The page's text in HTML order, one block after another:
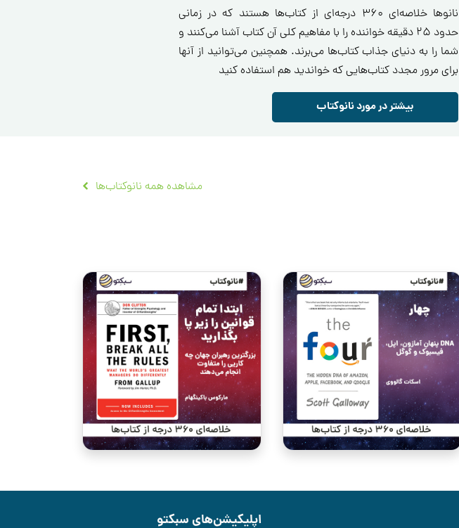
نانو‌ها خلاصه‌ای ۳۶۰ درجه‌ای از کتاب‌ها هستند که در زمانی
حدود ۲۵ دقیقه خواننده را با مفاهیم کلی آن کتاب آشنا می‌کنند و
شما را به دنیای جذاب کتاب‌ها می‌برند. همچنین می‌توانید از آنها
برای مرور مجدد کتاب‌هایی که خواندید هم استفاده کنید
بیشتر در مورد نانوکتاب
مشاهده همه نانوکتاب‌ها
اپلیکیشن‌های سبکتو